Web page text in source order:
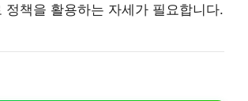
정책을 활용하는 자세가 필요합니다.